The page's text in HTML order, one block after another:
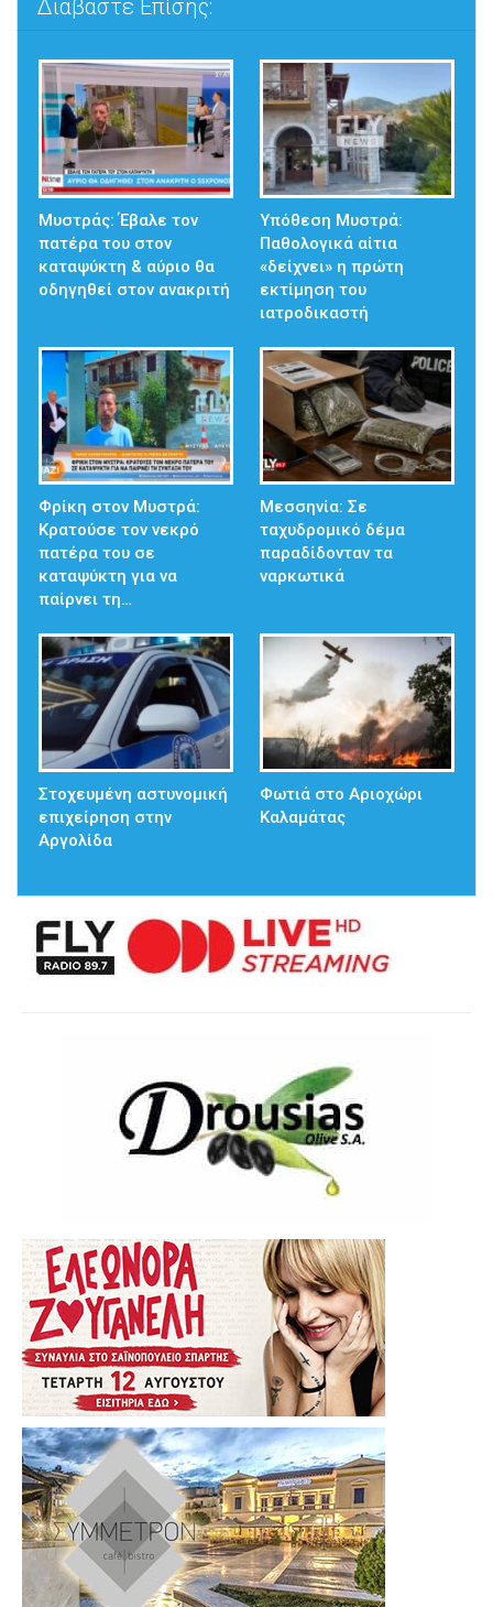
Διαβάστε Επίσης:
Μυστράς: Έβαλε τον
πατέρα του στον
καταψύκτη & αύριο θα
οδηγηθεί στον ανακριτή
Υπόθεση Μυστρά:
Παθολογικά αίτια
«δείχνει» η πρώτη
εκτίμηση του
ιατροδικαστή
Φρίκη στον Μυστρά:
Κρατούσε τον νεκρό
πατέρα του σε
καταψύκτη για να
παίρνει τη…
Μεσσηνία: Σε
ταχυδρομικό δέμα
παραδίδονταν τα
ναρκωτικά
Στοχευμένη αστυνομική
επιχείρηση στην
Αργολίδα
Φωτιά στο Αριοχώρι
Καλαμάτας